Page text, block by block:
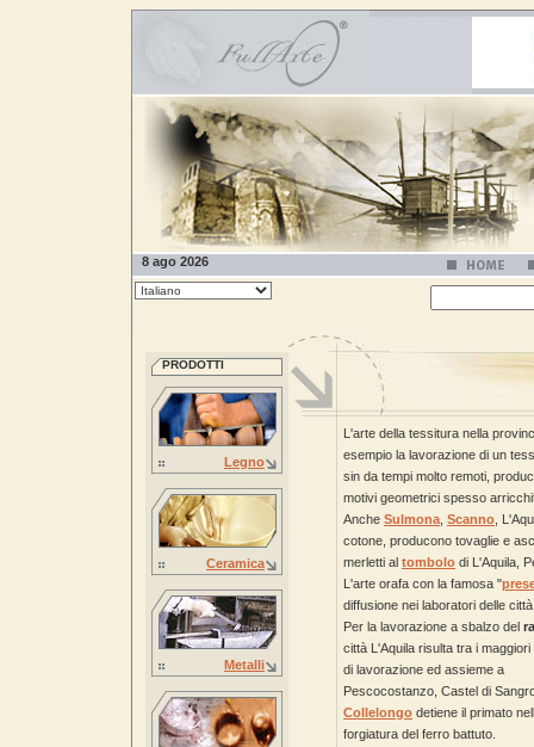
8 ago 2026
PRODOTTI
Legno
Ceramica
Metalli
L'arte della tessitura nella
esempio la lavorazione di un
sin da tempi molto remoti,
motivi geometrici spesso
Anche Sulmona Scanno ,
cotone, producono tovaglie e
merletti al tombolo di L'Aquila,
L'arte orafa con la famosa "
diffusione nei laboratori delle
Per la lavorazione a sbalzo del
città L'Aquila risulta tra i maggiori
di lavorazione ed assieme a
Pescocostanzo, Castel di
Collelongo detiene il primato
forgiatura del ferro battuto.